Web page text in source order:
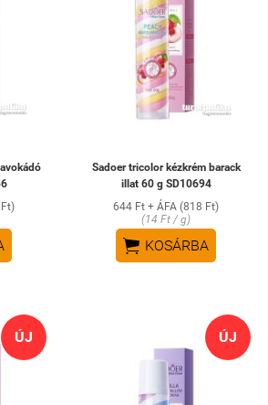
Sadoer tricolor kézkrém barack
illat 60 g SD10694
644 Ft + ÁFA (818 Ft)
(14 Ft / g)
 KOSÁRBA
ÚJ ÚJ